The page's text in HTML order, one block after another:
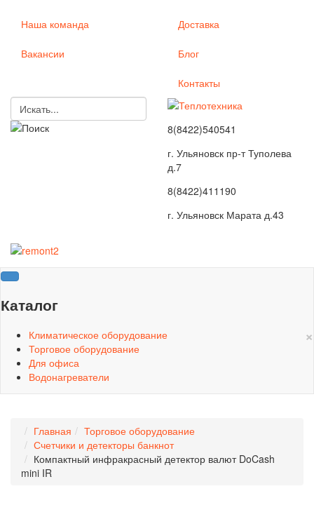
Наша команда
Вакансии
Доставка
Блог
Контакты
8(8422)540541
г. Ульяновск пр-т Туполева
д.7
8(8422)411190
г. Ульяновск Марата д.43
Каталог
×
Климатическое оборудование
Торговое оборудование
Для офиса
Водонагреватели
Главная
Торговое оборудование
Счетчики и детекторы банкнот
Компактный инфракрасный детектор валют DoCash
mini IR